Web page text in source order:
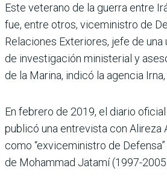
Este veterano de la guerra entre
fue, entre otros, viceministro de
Relaciones Exteriores, jefe de una
de investigación ministerial y
de la Marina, indicó la agencia
En febrero de 2019, el diario
publicó una entrevista con Alireza
como “exviceministro de
de Mohammad Jatamí (1997-